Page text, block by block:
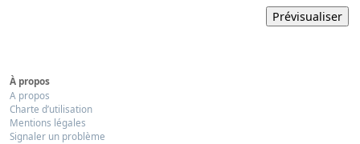
À propos
A propos
Charte d’utilisation
Mentions légales
Signaler un problème